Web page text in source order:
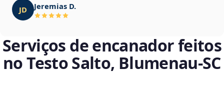
JD Jeremias D.
Serviços de encanador feitos
no Testo Salto, Blumenau‑SC